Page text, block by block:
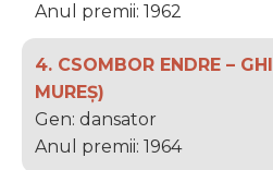
Anul premii: 1962
4. CSOMBOR ENDRE –
MUREȘ)
Gen: dansator
Anul premii: 1964